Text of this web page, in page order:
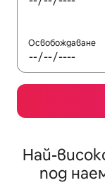
Освобождаване
Най-
под